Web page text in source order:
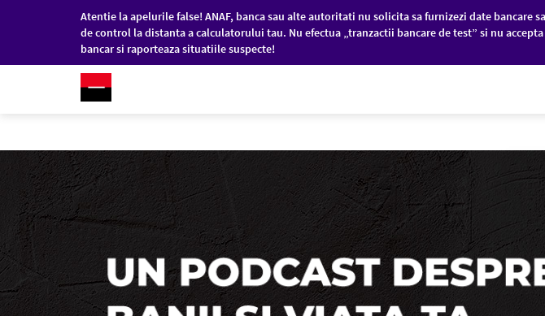
Sari la conținutul principal
Atentie la apelurile false! ANAF, banca sau alte autoritati nu solicita sa furnizezi date bancare
de control la distanta a calculatorului tau. Nu efectua „tranzactii bancare de test” si nu
bancar si raporteaza situatiile suspecte!
RO/EN PERSOANE FIZICE